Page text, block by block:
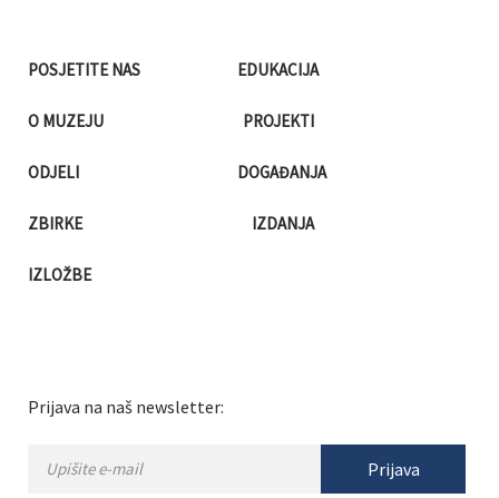
POSJETITE NAS
O MUZEJU
ODJELI
ZBIRKE
IZLOŽBE
EDUKACIJA
PROJEKTI
DOGAĐANJA
IZDANJA
Prijava na naš newsletter:
Prijava